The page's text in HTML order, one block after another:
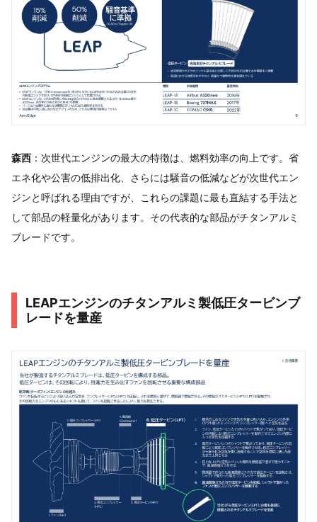
森西 ：次世代エンジンの最大の特徴は、燃料効率の向上です。省
エネ化や公害の低排出化、さらには騒音の低減などが次世代エン
ジンと呼ばれる理由ですが、これらの課題に最も直結する手法と
して部品の軽量化があります。その代表的な部品がチタンアルミ
ブレードです。
LEAPエンジンのチタンアルミ製低圧タービンブ
レードを量産